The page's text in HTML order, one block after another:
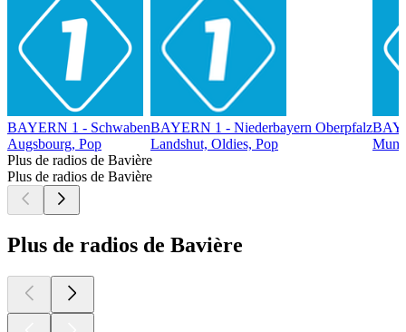
BAYERN 1 - Schwaben
Augsbourg, Pop
BAYERN 1 - Niederbayern Oberpfalz
Landshut, Oldies, Pop
Plus de radios de Bavière
Plus de radios de Bavière
Plus de radios de Bavière